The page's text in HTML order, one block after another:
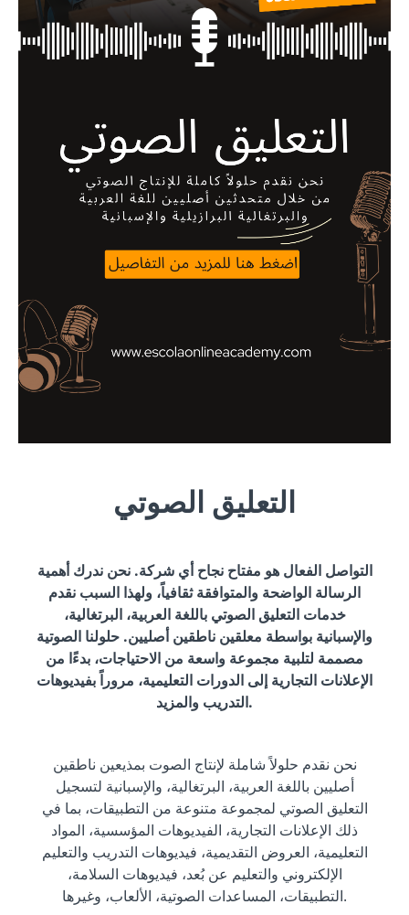
التعليق الصوتي
التواصل الفعال هو مفتاح نجاح أي شركة. نحن ندرك أهمية
الرسالة الواضحة والمتوافقة ثقافياً، ولهذا السبب نقدم
خدمات التعليق الصوتي باللغة العربية، البرتغالية،
والإسبانية بواسطة معلقين ناطقين أصليين. حلولنا الصوتية
مصممة لتلبية مجموعة واسعة من الاحتياجات، بدءًا من
الإعلانات التجارية إلى الدورات التعليمية، مروراً بفيديوهات
التدريب والمزيد.
نحن نقدم حلولاً شاملة لإنتاج الصوت بمذيعين ناطقين
أصليين باللغة العربية، البرتغالية، والإسبانية لتسجيل
التعليق الصوتي لمجموعة متنوعة من التطبيقات، بما في
ذلك الإعلانات التجارية، الفيديوهات المؤسسية، المواد
التعليمية، العروض التقديمية، فيديوهات التدريب والتعليم
الإلكتروني والتعليم عن بُعد، فيديوهات السلامة،
التطبيقات، المساعدات الصوتية، الألعاب، وغيرها.